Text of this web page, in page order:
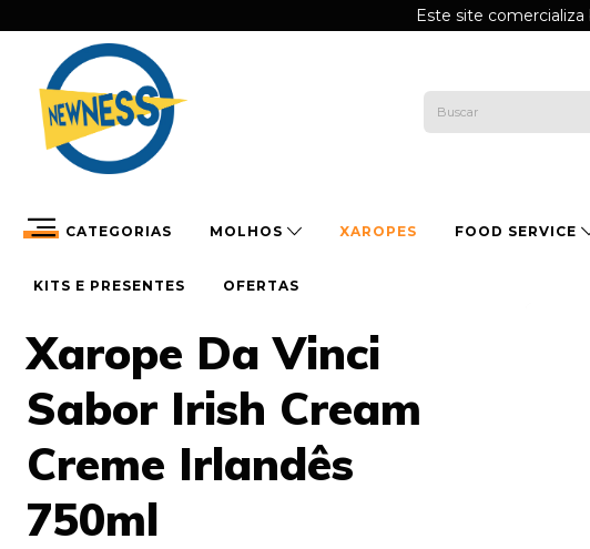
Este site comercializa
CATEGORIAS MOLHOS XAROPES FOOD SERVICE
KITS E PRESENTES OFERTAS
Xarope Da Vinci
Sabor Irish Cream
Creme Irlandês
750ml